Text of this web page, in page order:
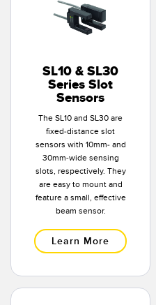
SL10 & SL30
Series Slot
Sensors
The SL10 and SL30 are
fixed-distance slot
sensors with 10mm- and
30mm-wide sensing
slots, respectively. They
are easy to mount and
feature a small, effective
beam sensor.
Learn More